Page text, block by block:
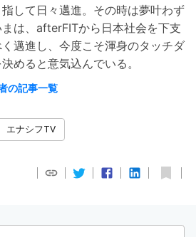
して日々邁進。その時は夢叶わず
まは、afterFITから日本社会を下支
く邁進し、今度こそ渾身のタッチダ
めると意気込んでいる。
の記事一覧
エナシフTV